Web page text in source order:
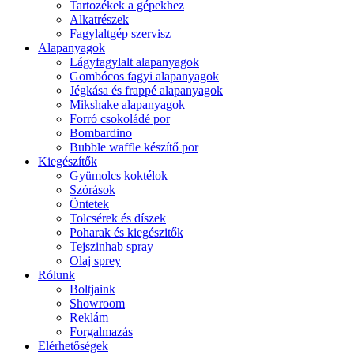
Tartozékek a gépekhez
Alkatrészek
Fagylaltgép szervisz
Alapanyagok
Lágyfagylalt alapanyagok
Gombócos fagyi alapanyagok
Jégkása és frappé alapanyagok
Mikshake alapanyagok
Forró csokoládé por
Bombardino
Bubble waffle készítő por
Kiegészítők
Gyümolcs koktélok
Szórások
Öntetek
Tolcsérek és díszek
Poharak és kiegészitők
Tejszinhab spray
Olaj sprey
Rólunk
Boltjaink
Showroom
Reklám
Forgalmazás
Elérhetőségek